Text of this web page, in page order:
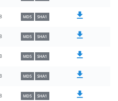
MD5 SHA1
MD5 SHA1
MD5 SHA1
MD5 SHA1
MD5 SHA1